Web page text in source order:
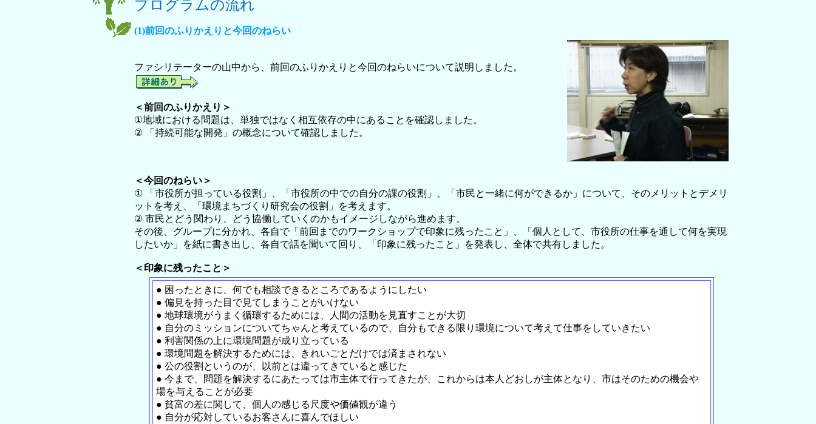
プログラムの流れ
(1)前回のふりかえりと今回のねらい
ファシリテーターの山中から、前回のふりかえりと今回のねらいについて説明しました。
＜前回のふりかえり＞
①地域における問題は、単独ではなく相互依存の中にあることを確認しました。
② 「持続可能な開発」の概念について確認しました。
＜今回のねらい＞
① 「市役所が担っている役割」、「市役所の中での自分の課の役割」、「市民と一緒に何ができるか」について、そのメリットとデメリ
ットを考え、「環境まちづくり研究会の役割」を考えます。
② 市民とどう関わり、どう協働していくのかもイメージしながら進めます。
その後、グループに分かれ、各自で「前回までのワークショップで印象に残ったこと」、「個人として、市役所の仕事を通して何を実現
したいか」を紙に書き出し、各自で話を聞いて回り、「印象に残ったこと」を発表し、全体で共有しました。
＜印象に残ったこと＞
● 困ったときに、何でも相談できるところであるようにしたい
● 偏見を持った目で見てしまうことがいけない
● 地球環境がうまく循環するためには、人間の活動を見直すことが大切
● 自分のミッションについてちゃんと考えているので、自分もできる限り環境について考えて仕事をしていきたい
● 利害関係の上に環境問題が成り立っている
● 環境問題を解決するためには、きれいごとだけでは済まされない
● 公の役割というのが、以前とは違ってきていると感じた
● 今まで、問題を解決するにあたっては市主体で行ってきたが、これからは本人どおしが主体となり、市はそのための機会や
場を与えることが必要
● 貧富の差に関して、個人の感じる尺度や価値観が違う
● 自分が応対しているお客さんに喜んでほしい